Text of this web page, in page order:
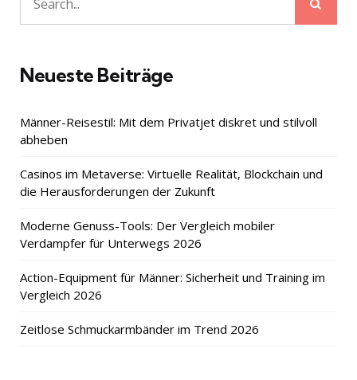
Search
for:
Neueste Beiträge
Männer-Reisestil: Mit dem Privatjet diskret und stilvoll
abheben
Casinos im Metaverse: Virtuelle Realität, Blockchain und
die Herausforderungen der Zukunft
Moderne Genuss-Tools: Der Vergleich mobiler
Verdampfer für Unterwegs 2026
Action-Equipment für Männer: Sicherheit und Training im
Vergleich 2026
Zeitlose Schmuckarmbänder im Trend 2026